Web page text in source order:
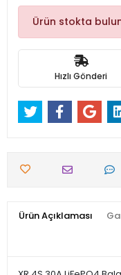
Ürün stokta
Hızlı Gönderi
Ürün Açıklaması